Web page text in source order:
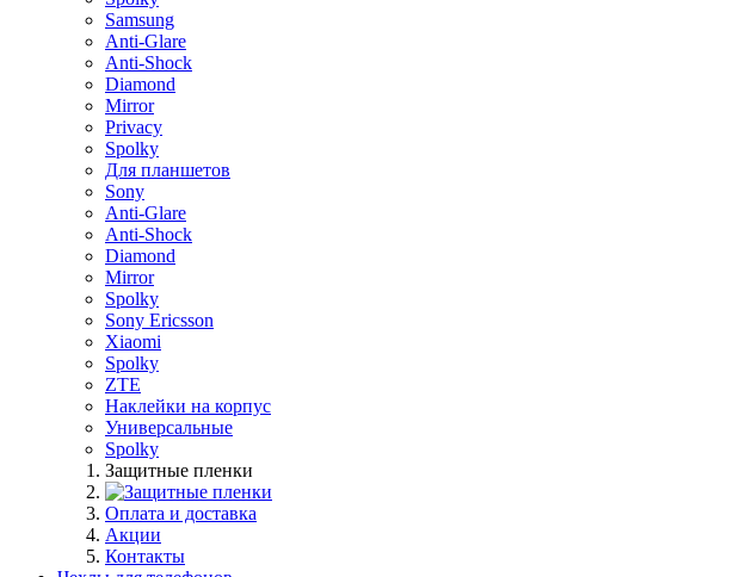
Samsung
Anti-Glare
Anti-Shock
Diamond
Mirror
Privacy
Spolky
Для планшетов
Sony
Anti-Glare
Anti-Shock
Diamond
Mirror
Spolky
Sony Ericsson
Xiaomi
Spolky
ZTE
Наклейки на корпус
Универсальные
Spolky
Защитные пленки
Оплата и доставка
Акции
Контакты